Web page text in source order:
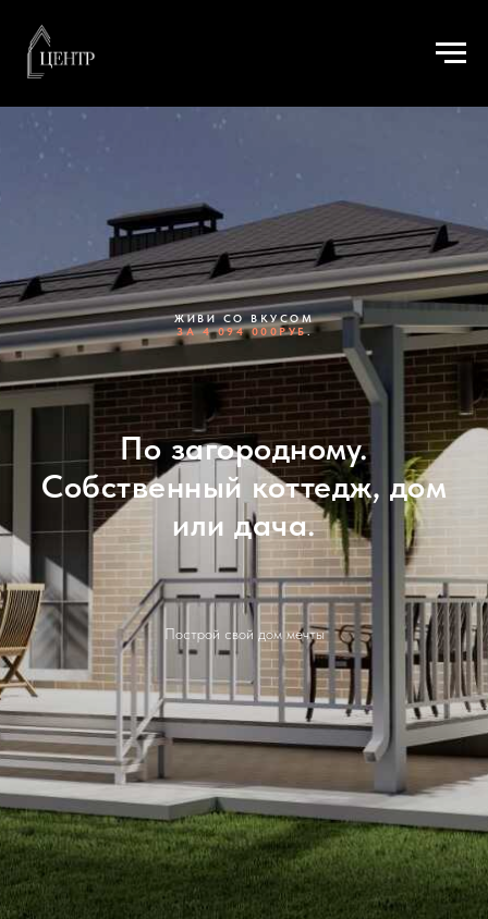
ЖИВИ СО ВКУСОМ
ЗА 4 094 000РУБ.
По загородному.
Собственный коттедж, дом
или дача.
Построй свой дом мечты